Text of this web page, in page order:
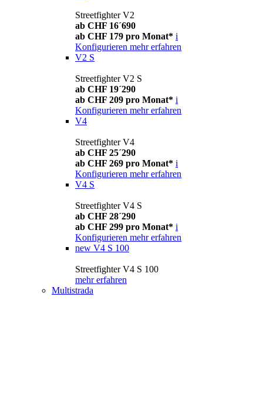
Streetfighter V2
ab CHF 16´690
ab CHF 179 pro Monat* i
Konfigurieren mehr erfahren
V2 S
Streetfighter V2 S
ab CHF 19´290
ab CHF 209 pro Monat* i
Konfigurieren mehr erfahren
V4
Streetfighter V4
ab CHF 25´290
ab CHF 269 pro Monat* i
Konfigurieren mehr erfahren
V4 S
Streetfighter V4 S
ab CHF 28´290
ab CHF 299 pro Monat* i
Konfigurieren mehr erfahren
new V4 S 100
Streetfighter V4 S 100
mehr erfahren
Multistrada